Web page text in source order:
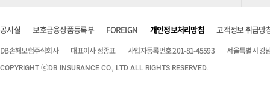
공시실 보호금융상품등록부 FOREIGN 개인정보처리방침 고객정보 취급방
DB손해보험주식회사 대표이사 정종표 사업자등록번호 201-81-45593 서울특별시 강
COPYRIGHT ⓒDB INSURANCE CO., LTD ALL RIGHTS RESERVED.